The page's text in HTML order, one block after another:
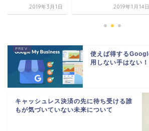
2019年3月1日 2019年1月14日
使えば得する
用しない手はない！
キャッシュレス決済の先に待ち受ける誰
もが気づいていない未来について